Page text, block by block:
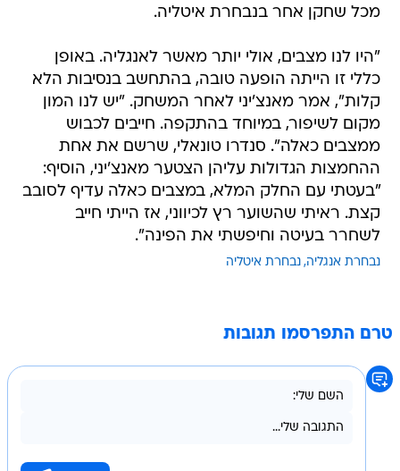
מכל שחקן אחר בנבחרת איטליה.
"היו לנו מצבים, אולי יותר מאשר לאנגליה. באופן
כללי זו הייתה הופעה טובה, בהתחשב בנסיבות הלא
קלות", אמר מאנצ'יני לאחר המשחק. "יש לנו המון
מקום לשיפור, במיוחד בהתקפה. חייבים לכבוש
ממצבים כאלה". סנדרו טונאלי, שרשם את אחת
ההחמצות הגדולות עליהן הצטער מאנצ'יני, הוסיף:
"בעטתי עם החלק המלא, במצבים כאלה עדיף לסובב
קצת. ראיתי שהשוער רץ לכיווני, אז הייתי חייב
לשחרר בעיטה וחיפשתי את הפינה".
נבחרת אנגליה נבחרת איטליה
טרם התפרסמו תגובות